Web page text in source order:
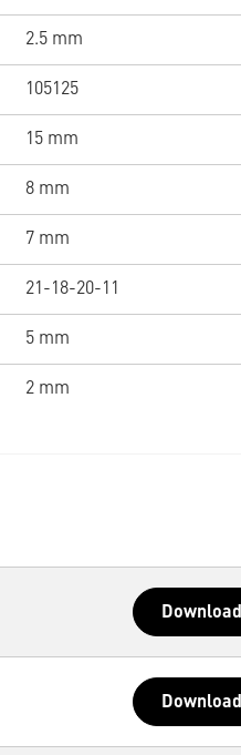
2.5 mm
105125
15 mm
8 mm
7 mm
21-18-20-11
5 mm
2 mm
Download
Download